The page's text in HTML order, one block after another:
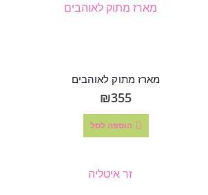
מארז מתוק לאוהבים
₪355
הוספה לסל